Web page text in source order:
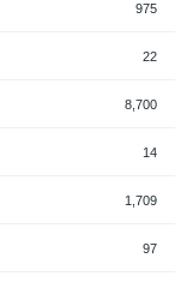
975
22
8,700
14
1,709
97